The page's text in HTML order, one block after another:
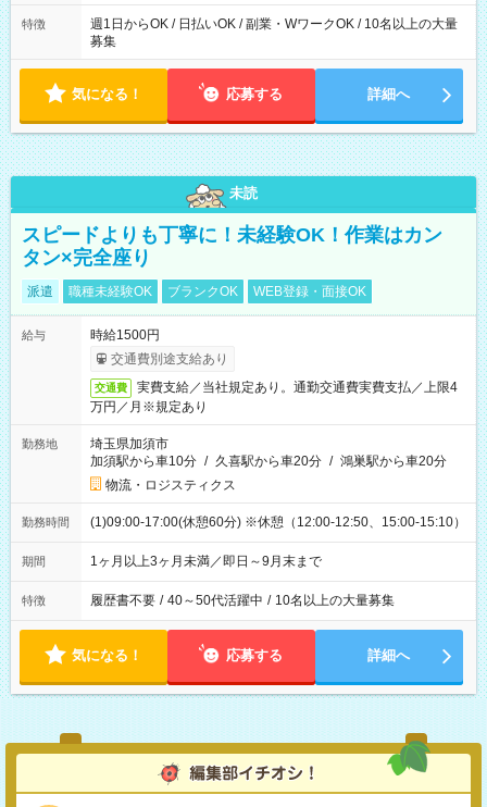
特徴
週1日からOK / 日払いOK / 副業・WワークOK / 10名以上の大量
募集
気になる！ 応募する 詳細へ
未読
スピードよりも丁寧に！未経験OK！作業はカン
タン×完全座り
派遣 職種未経験OK ブランクOK WEB登録・面接OK
給与
時給1500円
交通費別途支給あり
交通費
実費支給／当社規定あり。通勤交通費実費支払／上限4
万円／月※規定あり
勤務地
埼玉県加須市
加須駅から車10分 / 久喜駅から車20分 / 鴻巣駅から車20分
物流・ロジスティクス
勤務時間 (1)09:00-17:00(休憩60分) ※休憩（12:00-12:50、15:00-15:10）
期間 1ヶ月以上3ヶ月未満／即日～9月末まで
特徴 履歴書不要 / 40～50代活躍中 / 10名以上の大量募集
気になる！ 応募する 詳細へ